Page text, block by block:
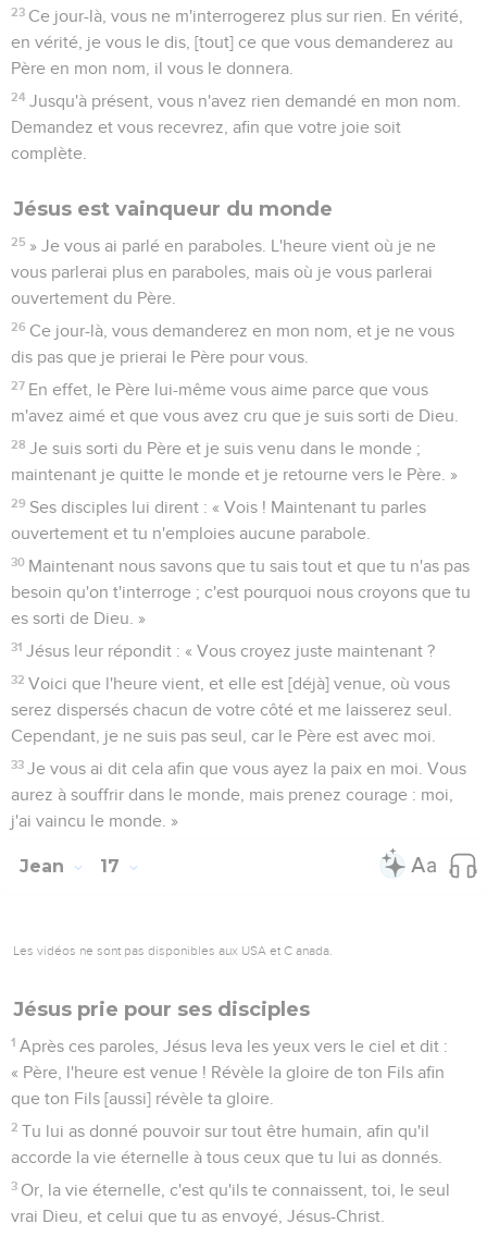
23 Ce jour-là, vous ne m'interrogerez plus sur rien. En vérité,
en vérité, je vous le dis, [tout] ce que vous demanderez au
Père en mon nom, il vous le donnera.
24 Jusqu'à présent, vous n'avez rien demandé en mon nom.
Demandez et vous recevrez, afin que votre joie soit
complète.
Jésus est vainqueur du monde
25 » Je vous ai parlé en paraboles. L'heure vient où je ne
vous parlerai plus en paraboles, mais où je vous parlerai
ouvertement du Père.
26 Ce jour-là, vous demanderez en mon nom, et je ne vous
dis pas que je prierai le Père pour vous.
27 En effet, le Père lui-même vous aime parce que vous
m'avez aimé et que vous avez cru que je suis sorti de Dieu.
28 Je suis sorti du Père et je suis venu dans le monde ;
maintenant je quitte le monde et je retourne vers le Père. »
29 Ses disciples lui dirent : « Vois ! Maintenant tu parles
ouvertement et tu n'emploies aucune parabole.
30 Maintenant nous savons que tu sais tout et que tu n'as pas
besoin qu'on t'interroge ; c'est pourquoi nous croyons que tu
es sorti de Dieu. »
31 Jésus leur répondit : « Vous croyez juste maintenant ?
32 Voici que l'heure vient, et elle est [déjà] venue, où vous
serez dispersés chacun de votre côté et me laisserez seul.
Cependant, je ne suis pas seul, car le Père est avec moi.
33 Je vous ai dit cela afin que vous ayez la paix en moi. Vous
aurez à souffrir dans le monde, mais prenez courage : moi,
j'ai vaincu le monde. »
Jean 17
Les vidéos ne sont pas disponibles aux USA et C anada.
Jésus prie pour ses disciples
1 Après ces paroles, Jésus leva les yeux vers le ciel et dit :
« Père, l'heure est venue ! Révèle la gloire de ton Fils afin
que ton Fils [aussi] révèle ta gloire.
2 Tu lui as donné pouvoir sur tout être humain, afin qu'il
accorde la vie éternelle à tous ceux que tu lui as donnés.
3 Or, la vie éternelle, c'est qu'ils te connaissent, toi, le seul
vrai Dieu, et celui que tu as envoyé, Jésus-Christ.